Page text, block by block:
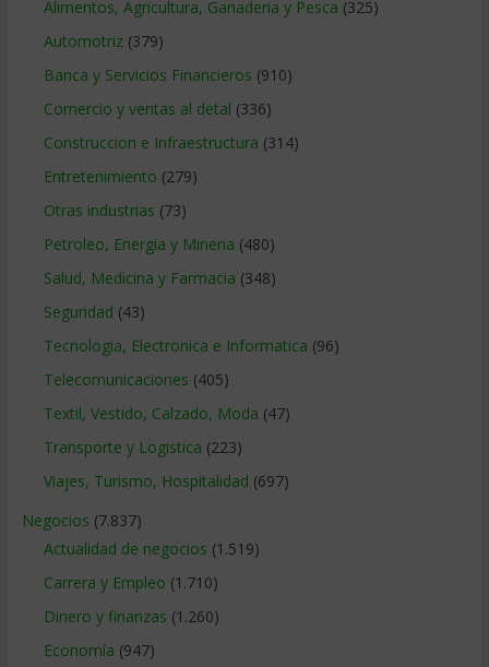
Alimentos, Agricultura, Ganaderia y Pesca (325)
Automotriz(379)
Banca y Servicios Financieros (910)
Comercio y ventas al detal (336)
Construccion e Infraestructura (314)
Entretenimiento (279)
Otras industrias (73)
Petroleo, Energia y Mineria (480)
Salud, Medicina y Farmacia (348)
Seguridad (43)
Tecnologia, Electronica e Informatica (96)
Telecomunicaciones (405)
Textil, Vestido, Calzado, Moda (47)
Transporte y Logistica (223)
Viajes, Turismo, Hospitalidad (697)
Negocios (7.837)
Actualidad de negocios (1.519)
Carrera y Empleo (1.710)
Dinero y finanzas (1.260)
Economía (947)